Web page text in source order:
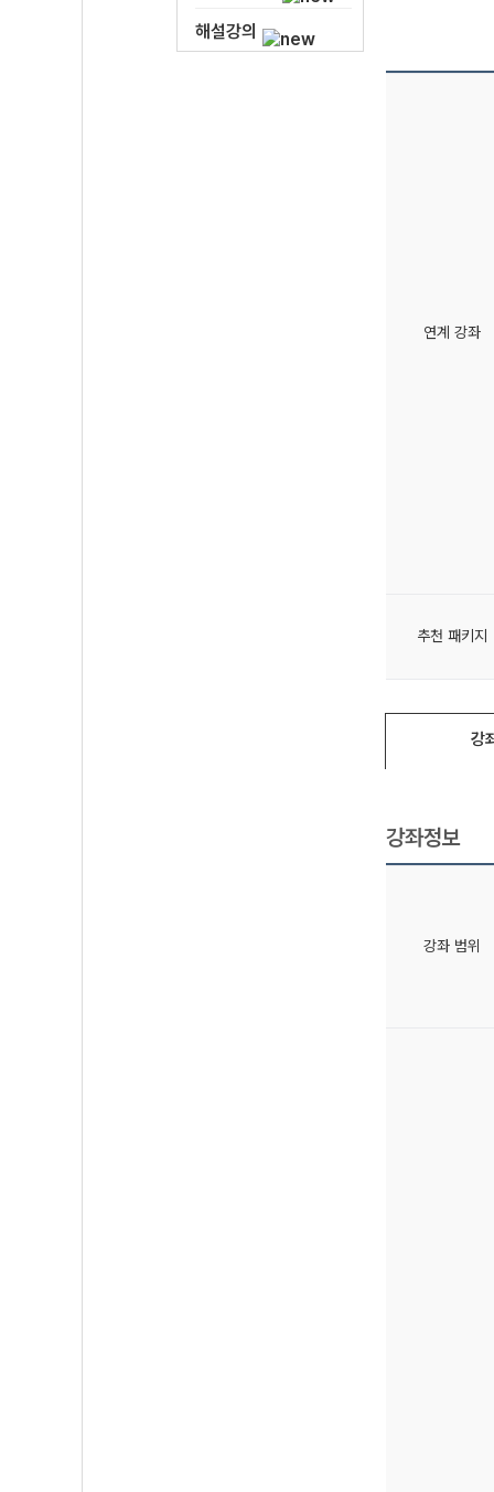
해설강의
연계 강좌
추천 패키지
강
강좌정보
강좌 범위